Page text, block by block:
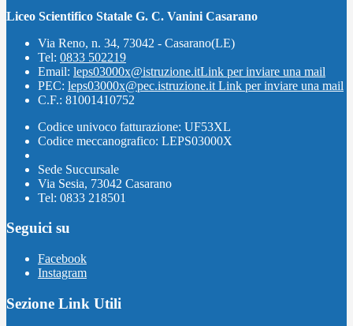
Liceo Scientifico Statale G. C. Vanini Casarano
Via Reno, n. 34, 73042 - Casarano(LE)
Tel: 0833 502219
Email: leps03000x@istruzione.itLink per inviare una mail
PEC: leps03000x@pec.istruzione.it Link per inviare una mail
C.F.: 81001410752
Codice univoco fatturazione: UF53XL
Codice meccanografico: LEPS03000X
Sede Succursale
Via Sesia, 73042 Casarano
Tel: 0833 218501
Seguici su
Facebook
Instagram
Sezione Link Utili